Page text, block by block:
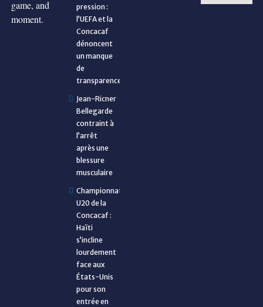
game, and
moment.
pression :
l’UEFA et la
Concacaf
dénoncent
un manque
de
transparence
Jean-Ricner
Bellegarde
contraint à
l’arrêt
après une
blessure
musculaire
Championnat
U20 de la
Concacaf :
Haïti
s’incline
lourdement
face aux
États-Unis
pour son
entrée en